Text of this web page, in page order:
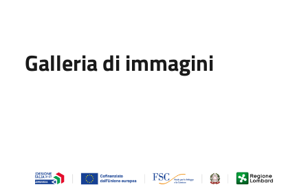
Galleria di immagini